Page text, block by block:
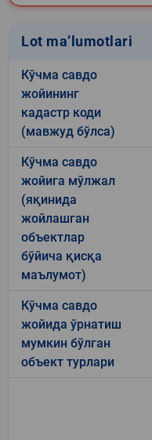
Lot ma’lumotlari
Кўчма савдо
жойининг
кадастр коди
(мавжуд бўлса)
Кўчма савдо
жойига мўлжал
(яқинида
жойлашган
объектлар
бўйича қисқа
маълумот)
Кўчма савдо
жойида ўрнатиш
мумкин бўлган
объект турлари